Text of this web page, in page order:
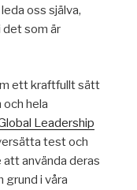
oss själva,
det som är
ett kraftfullt sätt
hela
Leadership
test och
använda deras
i våra